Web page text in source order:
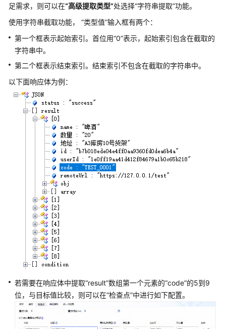
用
创
建
工
测
试
用
例
创
建
接
口
自
动
化
测
试
用
例
TestPlan
接
口
足需求，则可以在“高级提取类型”处选择“字符串提取”功能。
使用字符串截取功能， “类型值”输入框有两个：
第一个框表示起始索引。首位用“0”表示，起始索引包含在截取的
字符串中。
第二个框表示结束索引。结束索引不包含在截取的字符串中。
以下面响应体为例：
若需要在响应体中提取“result”数组第一个元素的“code”的5到9
位，与目标值比较，则可以在“检查点”中进行如下配置。